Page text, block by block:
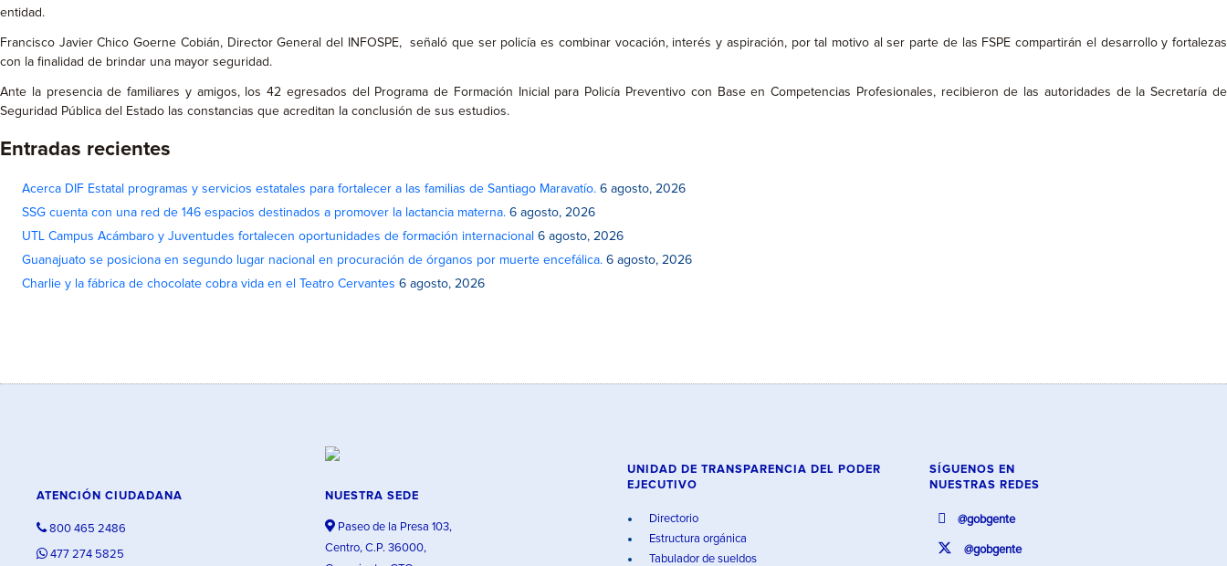
entidad.
Francisco Javier Chico Goerne Cobián, Director General del INFOSPE, señaló que ser policía es combinar vocación, interés y aspiración, por tal motivo al ser parte de las FSPE compartirán el desarrollo y fortalezas
con la finalidad de brindar una mayor seguridad.
Ante la presencia de familiares y amigos, los 42 egresados del Programa de Formación Inicial para Policía Preventivo con Base en Competencias Profesionales, recibieron de las autoridades de la Secretaría de
Seguridad Pública del Estado las constancias que acreditan la conclusión de sus estudios.
Entradas recientes
Acerca DIF Estatal programas y servicios estatales para fortalecer a las familias de Santiago Maravatío. 6 agosto, 2026
SSG cuenta con una red de 146 espacios destinados a promover la lactancia materna. 6 agosto, 2026
UTL Campus Acámbaro y Juventudes fortalecen oportunidades de formación internacional 6 agosto, 2026
Guanajuato se posiciona en segundo lugar nacional en procuración de órganos por muerte encefálica. 6 agosto, 2026
Charlie y la fábrica de chocolate cobra vida en el Teatro Cervantes 6 agosto, 2026
ATENCIÓN CIUDADANA
800 465 2486
477 274 5825
NUESTRA SEDE
Paseo de la Presa 103,
Centro, C.P. 36000,
UNIDAD DE TRANSPARENCIA DEL PODER
EJECUTIVO
Directorio
Estructura orgánica
Tabulador de sueldos
SÍGUENOS EN
NUESTRAS REDES
@gobgente
@gobgente